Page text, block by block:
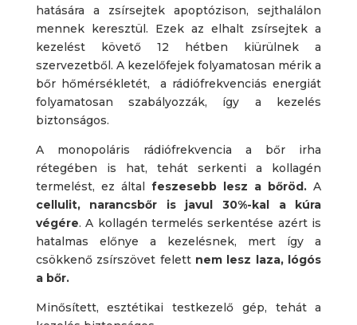
hatására a zsírsejtek apoptózison, sejthalálon
mennek keresztül. Ezek az elhalt zsírsejtek a
kezelést követő 12 hétben kiürülnek a
szervezetből. A kezelőfejek folyamatosan mérik a
bőr hőmérsékletét, a rádiófrekvenciás energiát
folyamatosan szabályozzák, így a kezelés
biztonságos.
A monopoláris rádiófrekvencia a bőr irha
rétegében is hat, tehát serkenti a kollagén
termelést, ez által feszesebb lesz a bőröd. A
cellulit, narancsbőr is javul 30%-kal a kúra
végére. A kollagén termelés serkentése azért is
hatalmas előnye a kezelésnek, mert így a
csökkenő zsírszövet felett nem lesz laza, lógós
a bőr.
Minősített, esztétikai testkezelő gép, tehát a